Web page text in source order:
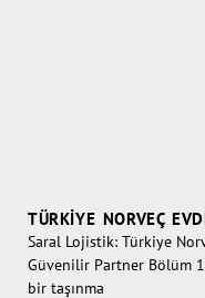
TÜRKIYE NORVEÇ
Saral Lojistik: Türkiye
Güvenilir Partner Bölüm
bir taşınma